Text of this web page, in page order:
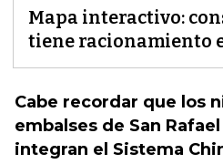
Mapa interactivo:
tiene racionamiento
Cabe recordar que los
embalses de San
integran el Sistema